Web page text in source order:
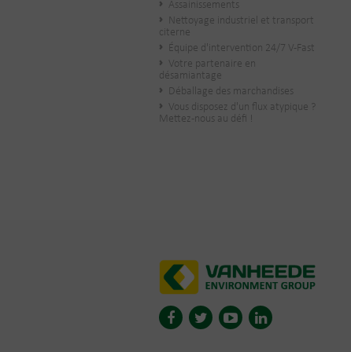
Assainissements
Nettoyage industriel et transport
citerne
Équipe d'intervention 24/7 V-Fast
Votre partenaire en
désamiantage
Déballage des marchandises
Vous disposez d'un flux atypique ?
Mettez-nous au défi !